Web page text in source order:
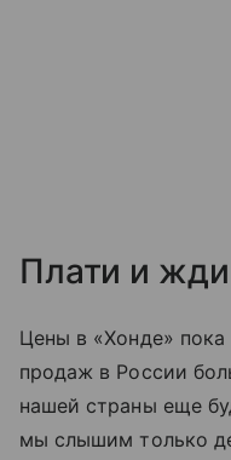
Плати и жди
Цены в «Хонде» пока
продаж в России
нашей страны еще
мы слышим только